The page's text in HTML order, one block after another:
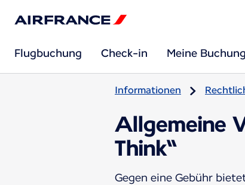
Flugbuchung Check-in Meine
Informationen
Allgemeine
Think“
Gegen eine Gebühr